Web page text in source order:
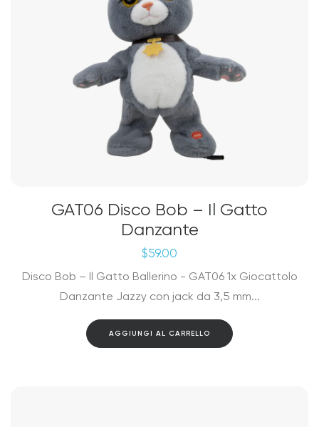
GAT06 Disco Bob – Il Gatto
Danzante
$59.00
Disco Bob – Il Gatto Ballerino - GAT06 1x Giocattolo
Danzante Jazzy con jack da 3,5 mm...
AGGIUNGI AL CARRELLO